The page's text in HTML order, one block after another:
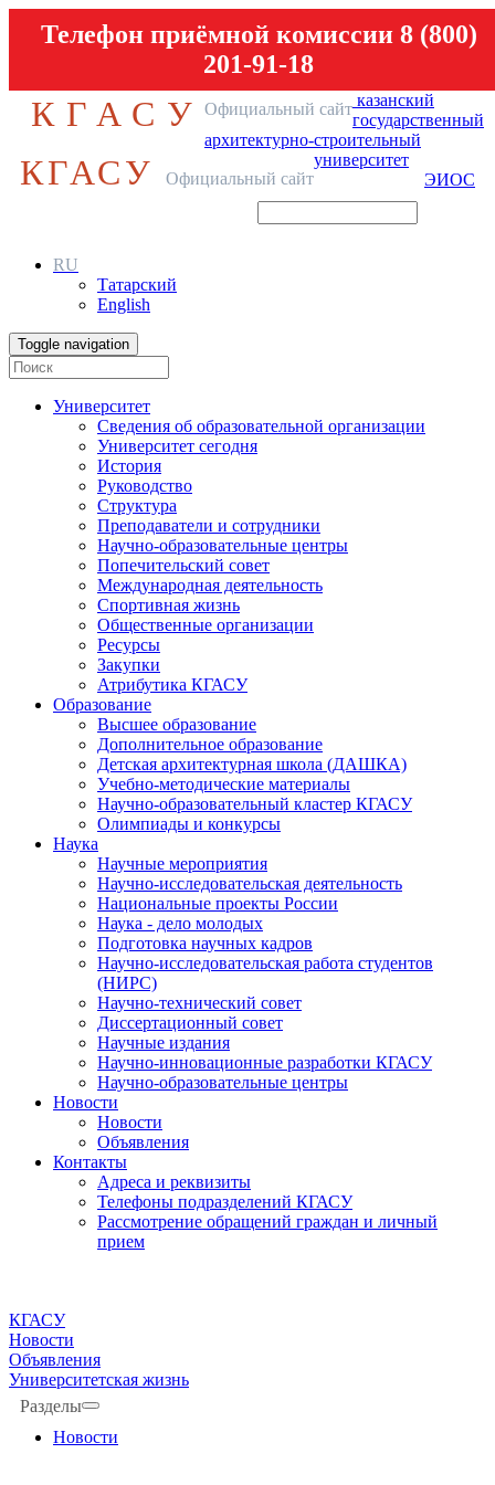
Телефон приёмной комиссии 8 (800)
201-91-18
КГАСУ Официальный сайт казанский
государственный
архитектурно-строительный
университет
КГАСУ Официальный сайт ЭИОС
RU
Татарский
English
Toggle navigation
Университет
Сведения об образовательной организации
Университет сегодня
История
Руководство
Структура
Преподаватели и сотрудники
Научно-образовательные центры
Попечительский совет
Международная деятельность
Спортивная жизнь
Общественные организации
Ресурсы
Закупки
Атрибутика КГАСУ
Образование
Высшее образование
Дополнительное образование
Детская архитектурная школа (ДАШКА)
Учебно-методические материалы
Научно-образовательный кластер КГАСУ
Олимпиады и конкурсы
Наука
Научные мероприятия
Научно-исследовательская деятельность
Национальные проекты России
Наука - дело молодых
Подготовка научных кадров
Научно-исследовательская работа студентов
(НИРС)
Научно-технический совет
Диссертационный совет
Научные издания
Научно-инновационные разработки КГАСУ
Научно-образовательные центры
Новости
Новости
Объявления
Контакты
Адреса и реквизиты
Телефоны подразделений КГАСУ
Рассмотрение обращений граждан и личный
прием
КГАСУ
Новости
Объявления
Университетская жизнь
Разделы
Новости